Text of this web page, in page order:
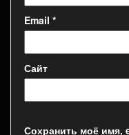
Email *
Сайт
Сохранить моё имя,